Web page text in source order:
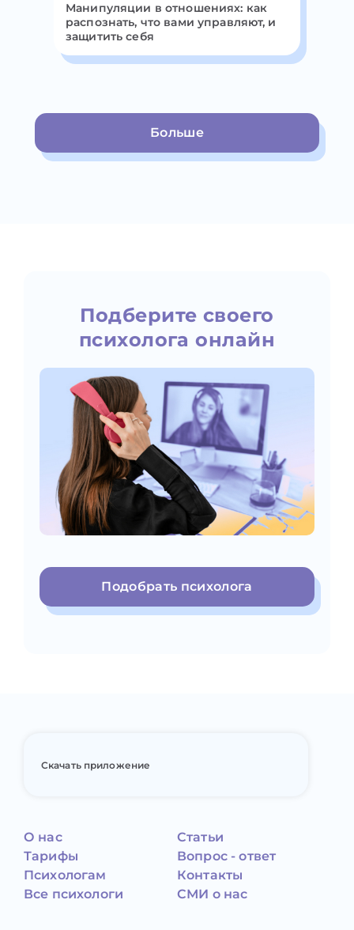
Манипуляции в отношениях: как
распознать, что вами управляют, и
защитить себя
Больше
Подберите своего
психолога онлайн
Подобрать психолога
Скачать приложение
О нас
Тарифы
Психологам
Все психологи
Статьи
Вопрос - ответ
Контакты
СМИ о нас